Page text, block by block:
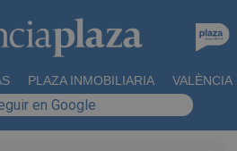
PLAZA INMOBILIARIA VALÈNCIA
en Google